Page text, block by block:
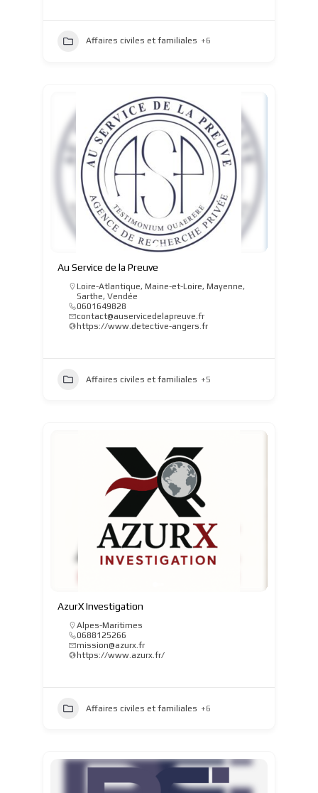
Affaires civiles et familiales +6
Au Service de la Preuve
Loire-Atlantique, Maine-et-Loire, Mayenne,
Sarthe, Vendée
0601649828
contact@auservicedelapreuve.fr
https://www.detective-angers.fr
Affaires civiles et familiales +5
AzurX Investigation
Alpes-Maritimes
0688125266
mission@azurx.fr
https://www.azurx.fr/
Affaires civiles et familiales +6